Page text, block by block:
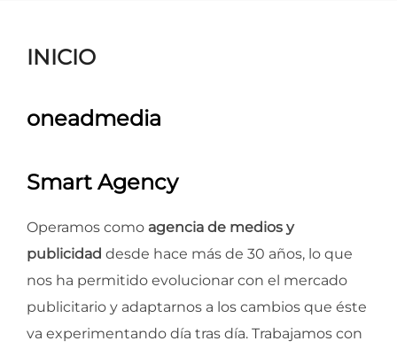
INICIO
oneadmedia
Smart Agency
Operamos como agencia de medios y
publicidad desde hace más de 30 años, lo que
nos ha permitido evolucionar con el mercado
publicitario y adaptarnos a los cambios que éste
va experimentando día tras día. Trabajamos con